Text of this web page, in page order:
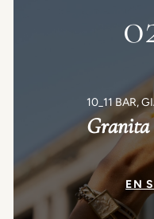
10_11 BAR,
Granita
EN